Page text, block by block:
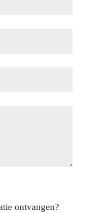
ontvangen?